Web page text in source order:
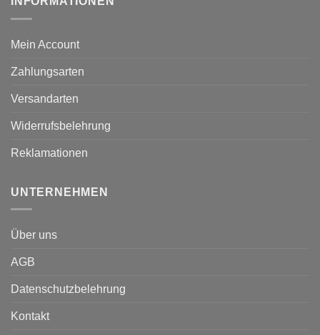
Mein Account
Zahlungsarten
Versandarten
Widerrufsbelehrung
Reklamationen
UNTERNEHMEN
Über uns
AGB
Datenschutzbelehrung
Kontakt